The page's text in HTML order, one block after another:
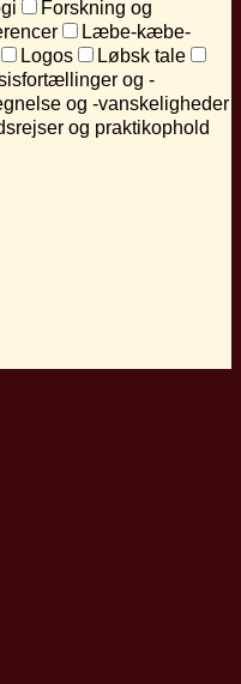
Forskning og
Læbe-kæbe-
Logos
Løbsk tale
og -
og -vanskeligheder
og praktikophold